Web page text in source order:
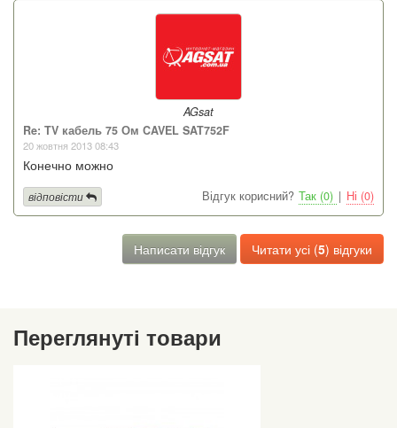
AGsat
Re: TV кабель 75 Ом CAVEL SAT752F
20 жовтня 2013 08:43
Конечно можно
Відгук корисний? Так (0) | Ні (0)
відповісти
Написати відгук Читати усі (5) відгуки
Переглянуті товари